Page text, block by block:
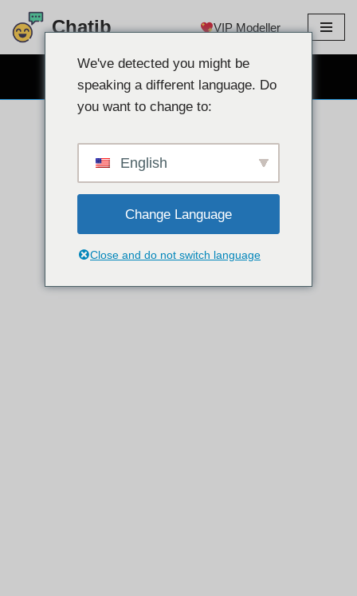
İçeriğe
Chatib VIP Modeller
We've detected you might be
speaking a different language. Do
you want to change to:
English
Change Language
Close and do not switch language